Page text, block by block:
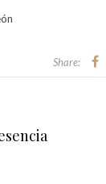
Share: